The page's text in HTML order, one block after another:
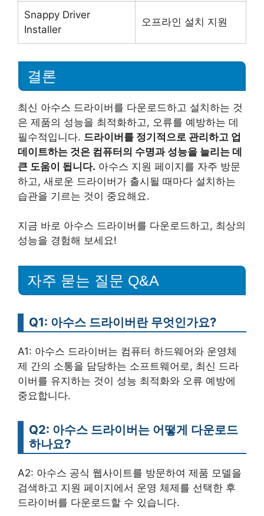
Snappy Driver
Installer
오프라인 설치 지원
결론
최신 아수스 드라이버를 다운로드하고 설치하는 것
은 제품의 성능을 최적화하고, 오류를 예방하는 데
필수적입니다. 드라이버를 정기적으로 관리하고 업
데이트하는 것은 컴퓨터의 수명과 성능을 늘리는 데
큰 도움이 됩니다. 아수스 지원 페이지를 자주 방문
하고, 새로운 드라이버가 출시될 때마다 설치하는
습관을 기르는 것이 중요해요.
지금 바로 아수스 드라이버를 다운로드하고, 최상의
성능을 경험해 보세요!
자주 묻는 질문 Q&A
Q1: 아수스 드라이버란 무엇인가요?
A1: 아수스 드라이버는 컴퓨터 하드웨어와 운영체
제 간의 소통을 담당하는 소프트웨어로, 최신 드라
이버를 유지하는 것이 성능 최적화와 오류 예방에
중요합니다.
Q2: 아수스 드라이버는 어떻게 다운로드
하나요?
A2: 아수스 공식 웹사이트를 방문하여 제품 모델을
검색하고 지원 페이지에서 운영 체제를 선택한 후
드라이버를 다운로드할 수 있습니다.